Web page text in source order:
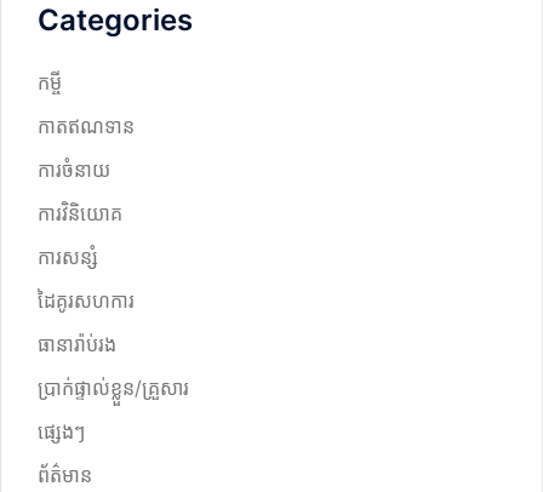
Categories
កម្ចី
កាតឥណទាន
ការចំនាយ
ការវិនិយោគ
ការសន្សំ
ដៃគូរសហការ
ធានារ៉ាប់រង
ប្រាក់ផ្ទាល់ខ្លួន/គ្រួសារ
ផ្សេងៗ
ព័ត៌មាន